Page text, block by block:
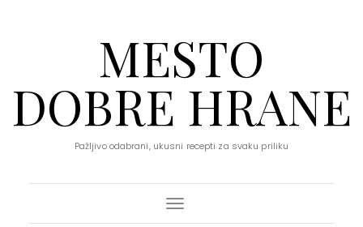
MESTO
DOBRE HRANE
Pažljivo odabrani, ukusni recepti za svaku priliku
Toggle Navigation